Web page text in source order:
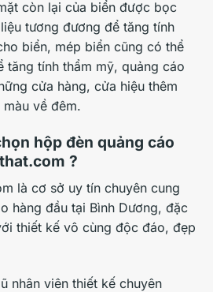
còn lại của biển được bọc
tương đương để tăng tính
biển, mép biển cũng có thể
tăng tính thẩm mỹ, quảng cáo
cửa hàng, cửa hiệu thêm
về đêm.
hộp đèn quảng cáo
?
là cơ sở uy tín chuyên cung
hàng đầu tại Bình Dương, đặc
thiết kế vô cùng độc đáo, đẹp
nhân viên thiết kế chuyên